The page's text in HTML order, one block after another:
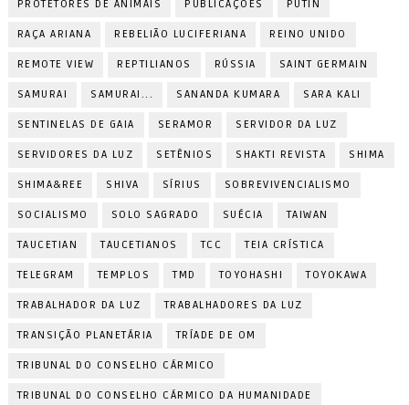
PROTETORES DE ANIMAIS PUBLICAÇÕES PUTIN
RAÇA ARIANA REBELIÃO LUCIFERIANA REINO UNIDO
REMOTE VIEW REPTILIANOS RÚSSIA SAINT GERMAIN
SAMURAI SAMURAI... SANANDA KUMARA SARA KALI
SENTINELAS DE GAIA SERAMOR SERVIDOR DA LUZ
SERVIDORES DA LUZ SETÊNIOS SHAKTI REVISTA SHIMA
SHIMA&REE SHIVA SÍRIUS SOBREVIVENCIALISMO
SOCIALISMO SOLO SAGRADO SUÉCIA TAIWAN
TAUCETIAN TAUCETIANOS TCC TEIA CRÍSTICA
TELEGRAM TEMPLOS TMD TOYOHASHI TOYOKAWA
TRABALHADOR DA LUZ TRABALHADORES DA LUZ
TRANSIÇÃO PLANETÁRIA TRÍADE DE OM
TRIBUNAL DO CONSELHO CÁRMICO
TRIBUNAL DO CONSELHO CÁRMICO DA HUMANIDADE